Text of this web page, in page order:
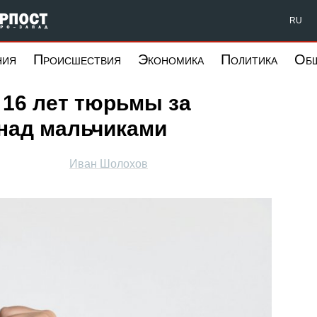
Форпост Северо-Запад RU
Происшествия Экономика Политика
лет тюрьмы за
мальчиками
Иван Шолохов